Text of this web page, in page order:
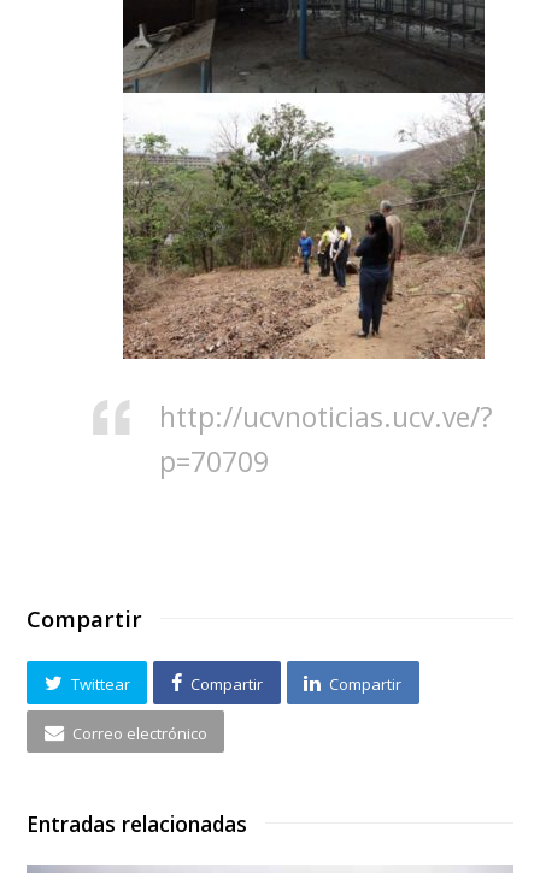
http://ucvnoticias.ucv.ve/?
p=70709
Compartir
Twittear Compartir Compartir
Correo electrónico
Entradas relacionadas